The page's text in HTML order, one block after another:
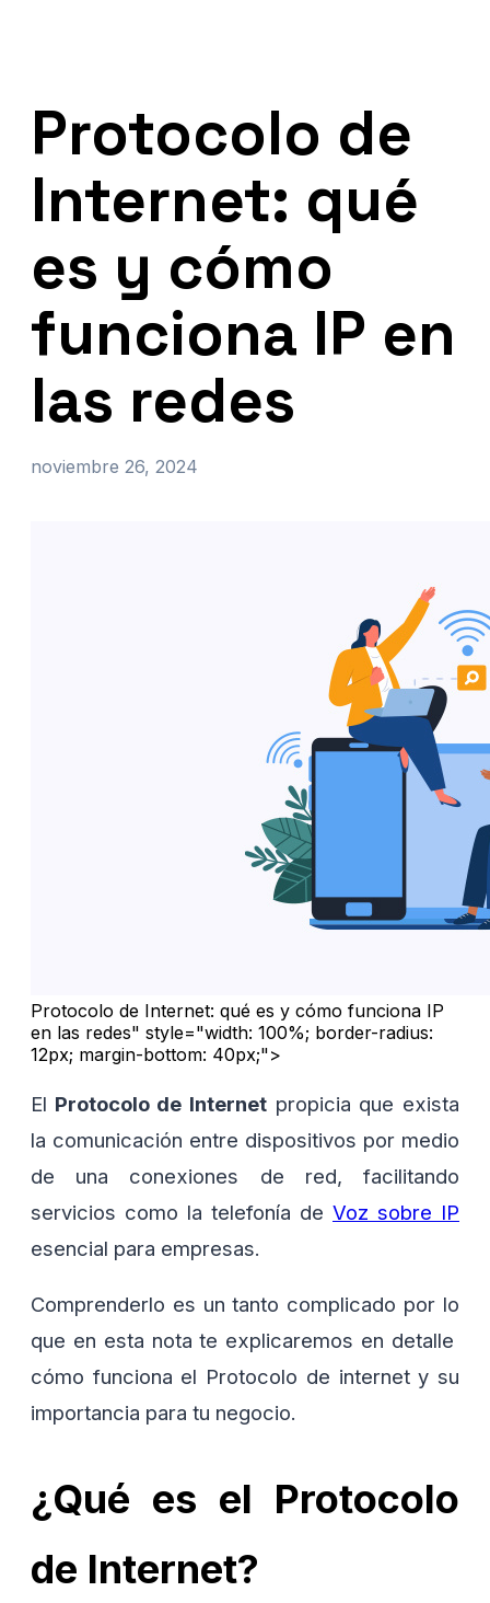
Protocolo de
Internet: qué
es y cómo
funciona IP en
las redes
noviembre 26, 2024
Protocolo de Internet: qué es y cómo funciona IP
en las redes" style="width: 100%; border-radius:
12px; margin-bottom: 40px;">
El Protocolo de Internet propicia que exista
la comunicación entre dispositivos por medio
de una conexiones de red, facilitando
servicios como la telefonía de Voz sobre IP
esencial para empresas.
Comprenderlo es un tanto complicado por lo
que en esta nota te explicaremos en detalle
cómo funciona el Protocolo de internet y su
importancia para tu negocio.
¿Qué es el Protocolo
de Internet?